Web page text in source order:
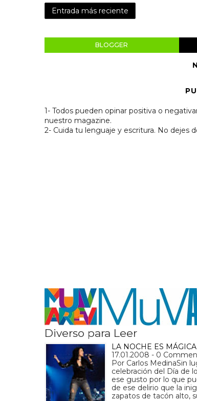
Entrada más reciente
BLOGGER
1- Todos pueden opinar positiva o
nuestro magazine.
2- Cuida tu lenguaje y escritura. No dejes
Diverso para Leer
LA NOCHE ES
17.01.2008 - 0
Por Carlos MedinaSin
celebración del Día de
ese gusto por lo que
de ese delirio que la
zapatos de tacón alto,